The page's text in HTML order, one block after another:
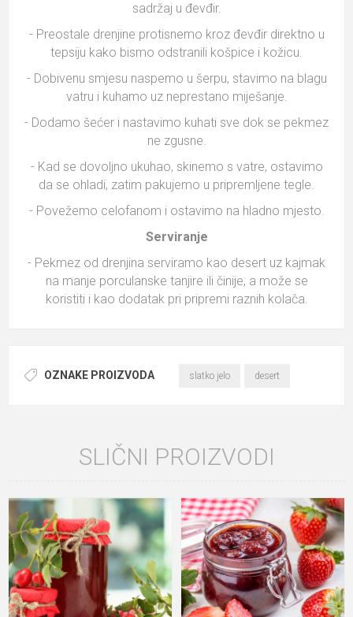
sadržaj u đevđir.
- Preostale drenjine protisnemo kroz đevđir direktno u
tepsiju kako bismo odstranili košpice i kožicu.
- Dobivenu smjesu naspemo u šerpu, stavimo na blagu
vatru i kuhamo uz neprestano miješanje.
- Dodamo šećer i nastavimo kuhati sve dok se pekmez
ne zgusne.
- Kad se dovoljno ukuhao, skinemo s vatre, ostavimo
da se ohladi, zatim pakujemo u pripremljene tegle.
- Povežemo celofanom i ostavimo na hladno mjesto.
Serviranje
- Pekmez od drenjina serviramo kao desert uz kajmak
na manje porculanske tanjire ili činije, a može se
koristiti i kao dodatak pri pripremi raznih kolača.
OZNAKE PROIZVODA slatko jelo desert
SLIČNI PROIZVODI